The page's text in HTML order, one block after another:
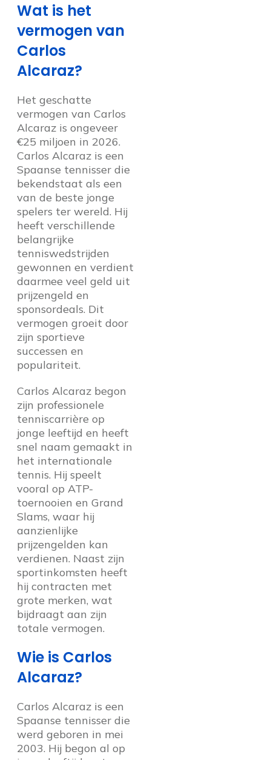
Wat is het
vermogen van
Carlos
Alcaraz?
Het geschatte
vermogen van Carlos
Alcaraz is ongeveer
€25 miljoen in 2026.
Carlos Alcaraz is een
Spaanse tennisser die
bekendstaat als een
van de beste jonge
spelers ter wereld. Hij
heeft verschillende
belangrijke
tenniswedstrijden
gewonnen en verdient
daarmee veel geld uit
prijzengeld en
sponsordeals. Dit
vermogen groeit door
zijn sportieve
successen en
populariteit.
Carlos Alcaraz begon
zijn professionele
tenniscarrière op
jonge leeftijd en heeft
snel naam gemaakt in
het internationale
tennis. Hij speelt
vooral op ATP-
toernooien en Grand
Slams, waar hij
aanzienlijke
prijzengelden kan
verdienen. Naast zijn
sportinkomsten heeft
hij contracten met
grote merken, wat
bijdraagt aan zijn
totale vermogen.
Wie is Carlos
Alcaraz?
Carlos Alcaraz is een
Spaanse tennisser die
werd geboren in mei
2003. Hij begon al op